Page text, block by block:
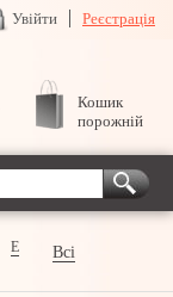
Увійти Реєстрація
Кошик
порожній
E Всі